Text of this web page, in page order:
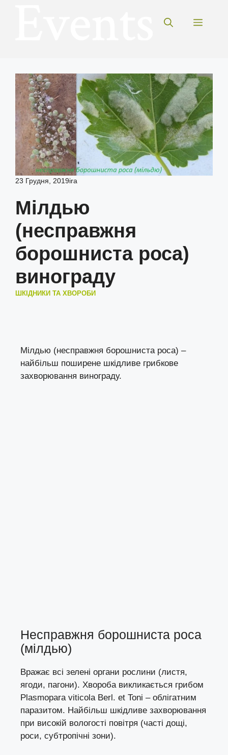
Меню
23 Грудня, 2019ira
Мілдью
(несправжня
борошниста роса)
винограду
ШКІДНИКИ ТА ХВОРОБИ
Мілдью (несправжня борошниста роса) –
найбільш поширене шкідливе грибкове
захворювання винограду.
Несправжня борошниста роса
(мілдью)
Вражає всі зелені органи рослини (листя,
ягоди, пагони). Хвороба викликається грибом
Plasmopara viticola Berl. et Toni – облігатним
паразитом. Найбільш шкідливе захворювання
при високій вологості повітря (часті дощі,
роси, субтропічні зони).